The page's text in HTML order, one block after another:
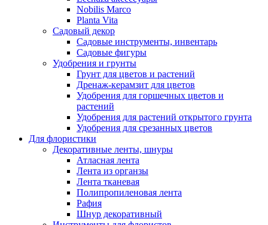
Nobilis Marco
Planta Vita
Садовый декор
Садовые инструменты, инвентарь
Садовые фигуры
Удобрения и грунты
Грунт для цветов и растений
Дренаж-керамзит для цветов
Удобрения для горшечных цветов и
растений
Удобрения для растений открытого грунта
Удобрения для срезанных цветов
Для флористики
Декоративные ленты, шнуры
Атласная лента
Лента из органзы
Лента тканевая
Полипропиленовая лента
Рафия
Шнур декоративный